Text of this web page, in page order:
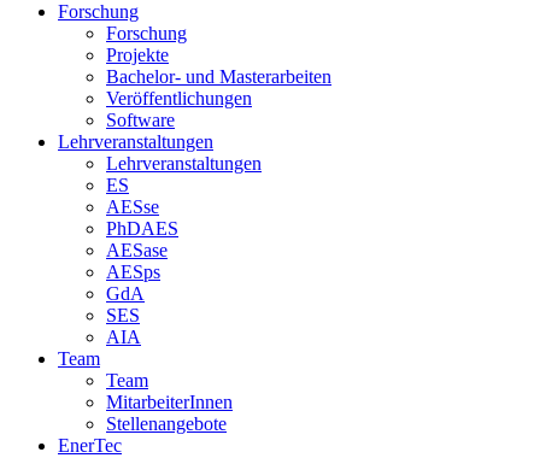
Forschung
Forschung
Projekte
Bachelor- und Masterarbeiten
Veröffentlichungen
Software
Lehrveranstaltungen
Lehrveranstaltungen
ES
AESse
PhDAES
AESase
AESps
GdA
SES
AIA
Team
Team
MitarbeiterInnen
Stellenangebote
EnerTec